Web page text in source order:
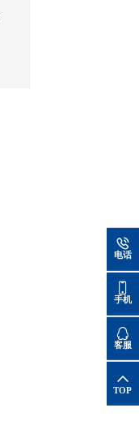
电话
手机
客服
TOP